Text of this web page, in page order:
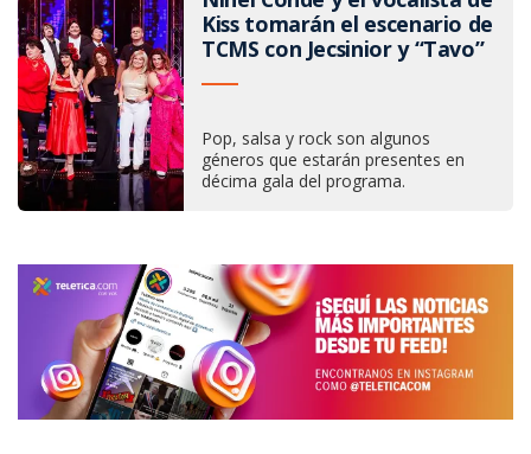
Kiss tomarán el escenario de
TCMS con Jecsinior y “Tavo”
Pop, salsa y rock son algunos
géneros que estarán presentes en
décima gala del programa.